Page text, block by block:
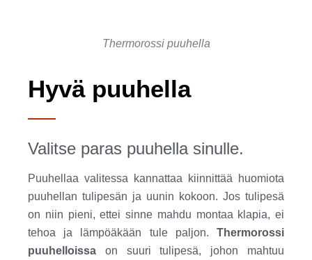
Hyvä puuhella
Valitse paras puuhella sinulle.
Puuhellaa valitessa kannattaa kiinnittää huomiota
puuhellan tulipesän ja uunin kokoon. Jos tulipesä
on niin pieni, ettei sinne mahdu montaa klapia, ei
tehoa ja lämpöäkään tule paljon. Thermorossi
puuhelloissa on suuri tulipesä, johon mahtuu
Thermorossi puuhella